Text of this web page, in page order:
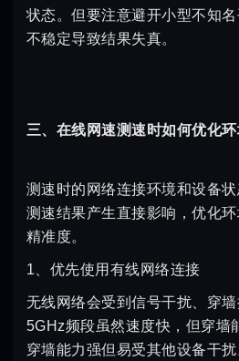
状态。但要注意避开小型不知
不稳定导致结果失真。
三、在线网速测速时如何优化环
测速时的网络连接环境和设备
测速结果产生直接影响，优化
精准度。
1、优先使用有线网络连接
无线网络会受到信号干扰、穿
5GHz频段虽然速度快，但穿墙
穿墙能力强但易受其他设备干